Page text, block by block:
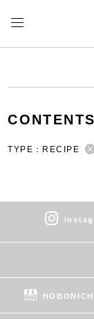
CONTENTS
TYPE：RECIPE